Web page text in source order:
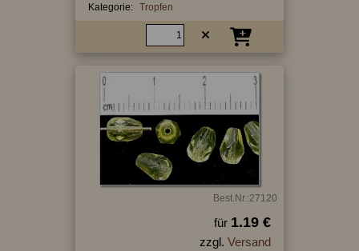
Kategorie: Tropfen
Best.Nr.:27120
für 1.19 €
zzgl. Versand